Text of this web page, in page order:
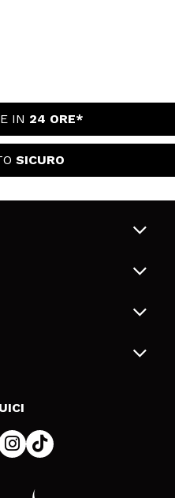
IN 24 ORE*
SICURO